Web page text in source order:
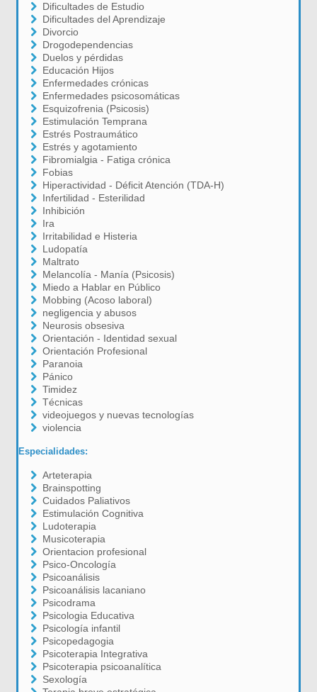
Dificultades de Estudio
Dificultades del Aprendizaje
Divorcio
Drogodependencias
Duelos y pérdidas
Educación Hijos
Enfermedades crónicas
Enfermedades psicosomáticas
Esquizofrenia (Psicosis)
Estimulación Temprana
Estrés Postraumático
Estrés y agotamiento
Fibromialgia - Fatiga crónica
Fobias
Hiperactividad - Déficit Atención (TDA-H)
Infertilidad - Esterilidad
Inhibición
Ira
Irritabilidad e Histeria
Ludopatía
Maltrato
Melancolía - Manía (Psicosis)
Miedo a Hablar en Público
Mobbing (Acoso laboral)
negligencia y abusos
Neurosis obsesiva
Orientación - Identidad sexual
Orientación Profesional
Paranoia
Pánico
Timidez
Técnicas
videojuegos y nuevas tecnologías
violencia
Especialidades:
Arteterapia
Brainspotting
Cuidados Paliativos
Estimulación Cognitiva
Ludoterapia
Musicoterapia
Orientacion profesional
Psico-Oncología
Psicoanálisis
Psicoanálisis lacaniano
Psicodrama
Psicologia Educativa
Psicología infantil
Psicopedagogia
Psicoterapia Integrativa
Psicoterapia psicoanalítica
Sexología